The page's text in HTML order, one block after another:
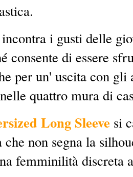
i gusti delle
consente di essere
per un' uscita con
quattro mura di
Long Sleeve si
non segna la
femminilità discreta